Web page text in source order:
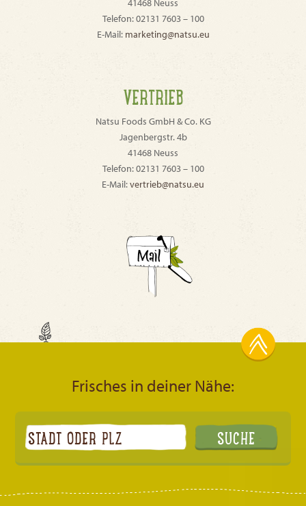
41468 Neuss
Telefon: 02131 7603 – 100
E-Mail: marketing@natsu.eu
VERTRIEB
Natsu Foods GmbH & Co. KG
Jagenbergstr. 4b
41468 Neuss
Telefon: 02131 7603 – 100
E-Mail:vertrieb@natsu.eu
Frisches in deiner Nähe: